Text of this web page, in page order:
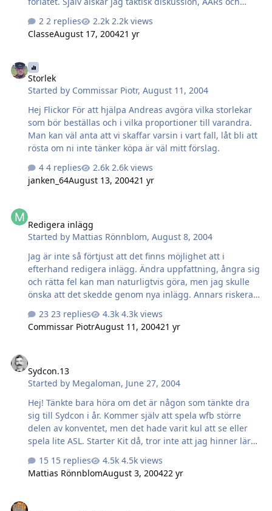
fall jag på! Janusz
2 replies
2.2k views
ClasseAugust 17, 200421 yr
Storlek
Started by Commissar Piotr,August 11, 2004
Hej Flickor För att hjälpa Andreas avgöra vilka storlekar
som bör beställas och i vilka proportioner till varandra.
Man kan väl anta att vi skaffar varsin i vart fall, låt bli att
rösta om ni inte tänker köpa är väl mitt förslag.
4 replies
2.6k views
janken_64August 13, 200421 yr
Redigera inlägg
Started by Mattias Rönnblom,August 8, 2004
Jag är inte så förtjust att det finns möjlighet att i
efterhand redigera inlägg. Ändra uppfattning, ångra sig
och rätta fel kan man naturligtvis göra, men jag skulle
önska att det skedde genom nya inlägg. Annars riskerar
Går det att slå av denna möjlighet? Vad tycker ni andra?
23 replies
4.3k views
Commissar PiotrAugust 11, 200421 yr
Sydcon.13
Started by Megaloman, June 27, 2004
Hej! Tänkte bara höra om det är någon som tänkte dra
sig till Sydcon i år. Kommer själv att spela wfb större
delen av konventet, men det hade varit kul att se eller
spela lite ASL. Starter Kit då, tror inte att jag hinner lära
hade varit kul att se lite ASL iaf! Och konvent är ju alltid
trevliga, och sydcon i synnerhet.
15 replies
4.5k views
Mattias RönnblomAugust 3, 200422 yr